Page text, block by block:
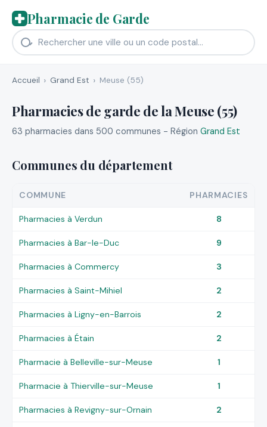
Pharmacie de Garde
Accueil Grand Est Meuse (55)
Pharmacies de garde de la Meuse (55)
63 pharmacies dans 500 communes - Région Grand Est
Communes du département
COMMUNE PHARMACIES
Pharmacies à Verdun 8
Pharmacies à Bar-le-Duc 9
Pharmacies à Commercy 3
Pharmacies à Saint-Mihiel 2
Pharmacies à Ligny-en-Barrois 2
Pharmacies à Étain 2
Pharmacie à Belleville-sur-Meuse 1
Pharmacie à Thierville-sur-Meuse 1
Pharmacies à Revigny-sur-Ornain 2